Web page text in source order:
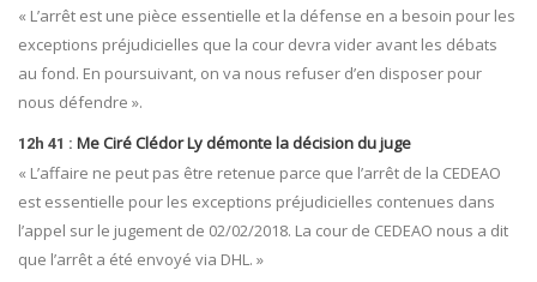
« L’arrêt est une pièce essentielle et la défense en a besoin pour les
exceptions préjudicielles que la cour devra vider avant les débats
au fond. En poursuivant, on va nous refuser d’en disposer pour
nous défendre ».
12h 41 : Me Ciré Clédor Ly démonte la décision du juge
« L’affaire ne peut pas être retenue parce que l’arrêt de la CEDEAO
est essentielle pour les exceptions préjudicielles contenues dans
l’appel sur le jugement de 02/02/2018. La cour de CEDEAO nous a dit
que l’arrêt a été envoyé via DHL. »